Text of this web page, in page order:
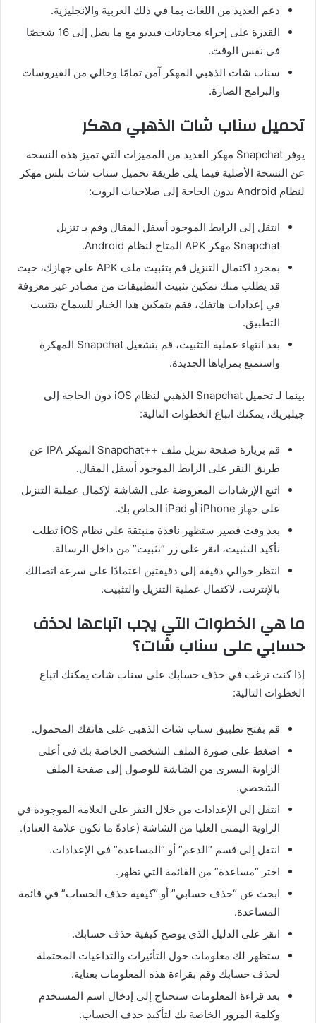
دعم العديد من اللغات بما في ذلك العربية والإنجليزية.
القدرة على إجراء محادثات فيديو مع ما يصل إلى
شخصًا
في نفس الوقت.
سناب شات الذهبي المهكر آمن تمامًا وخالي من الفيروسات
والبرامج الضارة.
تحميل سناب شات الذهبي مهكر
يوفر
مهكر العديد من المميزات التي تميز هذه النسخة
عن النسخة الأصلية فيما يلي طريقة تحميل سناب شات بلس مهكر
لنظام
بدون الحاجة إلى صلاحيات الروت:
انتقل إلى الرابط الموجود أسفل المقال وقم بـ تنزيل
Snapchat مهكر المتاح لنظام
بمجرد اكتمال التنزيل قم بتثبيت ملف
على جهازك، حيث
قد يطلب منك تمكين تثبيت التطبيقات من مصادر غير معروفة
في إعدادات هاتفك، فقم بتمكين هذا الخيار للسماح بتثبيت
التطبيق.
بعد انتهاء عملية التثبيت، قم بتشغيل
المهكرة
واستمتع بمزاياها الجديدة.
بينما لـ تحميل الذهبي لنظام
دون الحاجة إلى
جيلبريك، يمكنك اتباع الخطوات التالية:
قم بزيارة صفحة تنزيل ملف ++Snapchat المهكر
عن
طريق النقر على الرابط الموجود أسفل المقال.
اتبع الإرشادات المعروضة على الشاشة لإكمال عملية التنزيل
على جهاز
أو الخاص بك.
بعد وقت قصير ستظهر نافذة منبثقة على نظام
تطلب
تأكيد التثبيت، انقر على زر “تثبيت” من داخل الرسالة.
انتظر حوالي دقيقة إلى دقيقتين اعتمادًا على سرعة اتصالك
بالإنترنت، لاكتمال عملية التنزيل والتثبيت.
ماهي الخطوات التي يجب اتباعها لحذف
حسابيعلى سناب شات؟
إذا كنت ترغب في حذف حسابك على سناب شات يمكنك اتباع
الخطوات التالية:
قم بفتح تطبيق سناب شات الذهبي على هاتفك المحمول.
اضغط على صورة الملف الشخصي الخاصة بك في أعلى
الزاوية اليسرى من الشاشة للوصول إلى صفحة الملف
الشخصي.
انتقل إلى الإعدادات من خلال النقر على العلامة الموجودة في
الزاوية اليمنى العليا من الشاشة (عادةً ما تكون علامة العتاد).
انتقل إلى قسم “الدعم” أو “المساعدة” في الإعدادات.
اختر “مساعدة” من القائمة التي تظهر .
ابحث عن “حذف حسابي” أو “كيفية حذف الحساب” في قائمة
المساعدة.
انقر على الدليل الذي يوضح كيفية حذف حسابك.
ستظهر لك معلومات حول التأثيرات والتداعيات المحتملة
لحذف حسابك وقم بقراءة هذه المعلومات بعناية.
بعد قراءة المعلومات ستحتاج إلى إدخال اسم المستخدم
وكلمة المرور الخاصة بك لتأكيد حذف الحساب.